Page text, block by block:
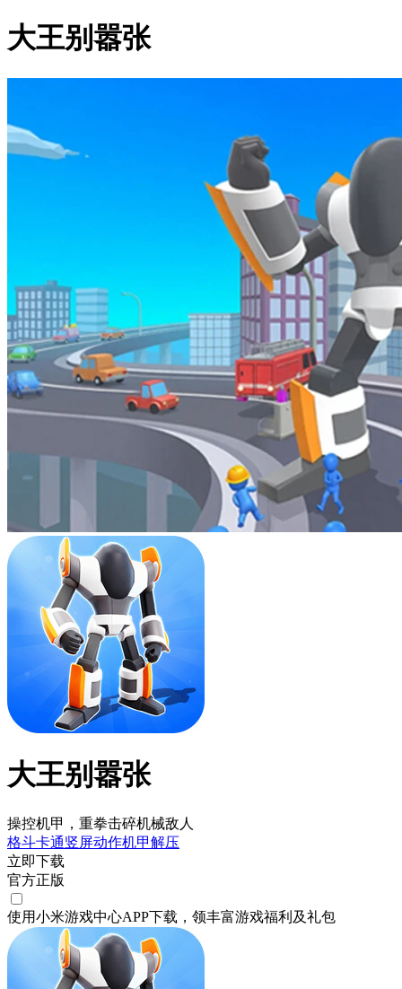
大王别嚣张
大王别嚣张
操控机甲，重拳击碎机械敌人
格斗卡通竖屏动作机甲解压
立即下载
官方正版
使用小米游戏中心APP下载 ，领丰富游戏福利 及礼包